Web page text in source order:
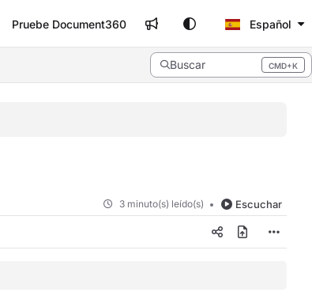
Pruebe Document360 Español
Buscar CMD+K
Press CMD+K to open search
3 minuto(s) leído(s) Escuchar